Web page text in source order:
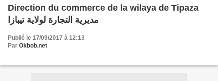
Direction du commerce de la wilaya de Tipaza
مديرية التجارة لولاية تيبازا
Publié le 17/09/2017 à 12:13
Par Okbob.net